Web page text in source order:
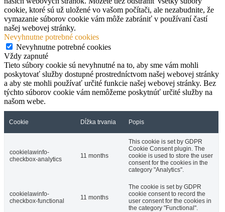
cookie, ktoré sú už uložené vo vašom počítači, ale nezabudnite, že
vymazanie súborov cookie vám môže zabrániť v používaní častí
našej webovej stránky.
Nevyhnutne potrebné cookies
Nevyhnutne potrebné cookies
Vždy zapnuté
Tieto súbory cookie sú nevyhnutné na to, aby sme vám mohli
poskytovať služby dostupné prostredníctvom našej webovej stránky
a aby ste mohli používať určité funkcie našej webovej stránky. Bez
týchto súborov cookie vám nemôžeme poskytnúť určité služby na
našom webe.
Cookie Dĺžka trvania Popis
cookielawinfo-
checkbox-analytics
11 months
This cookie is set by GDPR
Cookie Consent plugin. The
cookie is used to store the user
consent for the cookies in the
category "Analytics".
cookielawinfo-
checkbox-functional
11 months
The cookie is set by GDPR
cookie consent to record the
user consent for the cookies in
the category "Functional".